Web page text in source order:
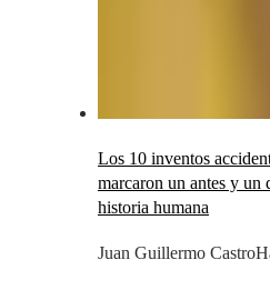
Los 10 inventos
marcaron un antes y un
historia humana
Juan Guillermo Castro